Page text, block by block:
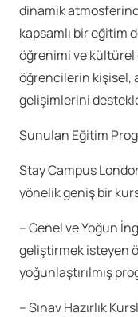
dinamik
kapsamlı bir eğitim
öğrenimi ve
öğrencilerin kişisel,
gelişimlerini
Sunulan Eğitim
Stay Campus
yönelik geniş bir
– Genel ve Yoğun
geliştirmek isteyen
yoğunlaştırılmış
– Sınav Hazırlık